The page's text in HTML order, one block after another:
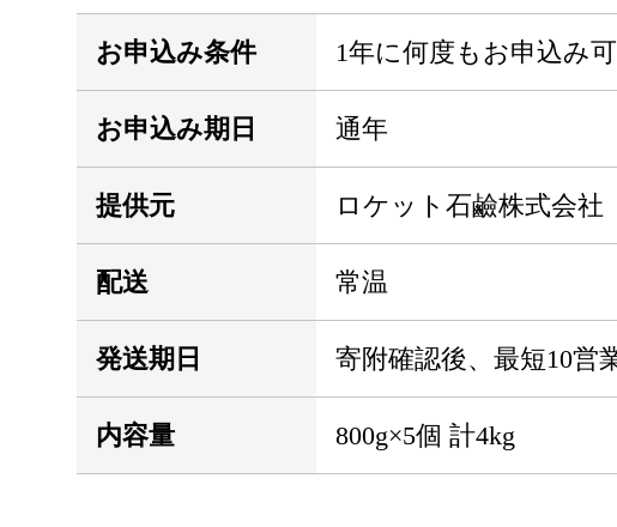
お申込み条件 1年に何度もお申込み可
お申込み期日 通年
提供元 ロケット石鹼株式会社
配送 常温
発送期日 寄附確認後、最短10営
内容量 800g×5個 計4kg